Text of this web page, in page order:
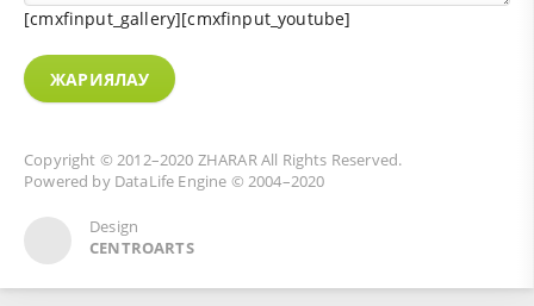
[cmxfinput_gallery][cmxfinput_youtube]
ЖАРИЯЛАУ
Copyright © 2012–2020 ZHARARAll Rights Reserved.
Powered by DataLife Engine © 2004–2020
Design
CENTROARTS